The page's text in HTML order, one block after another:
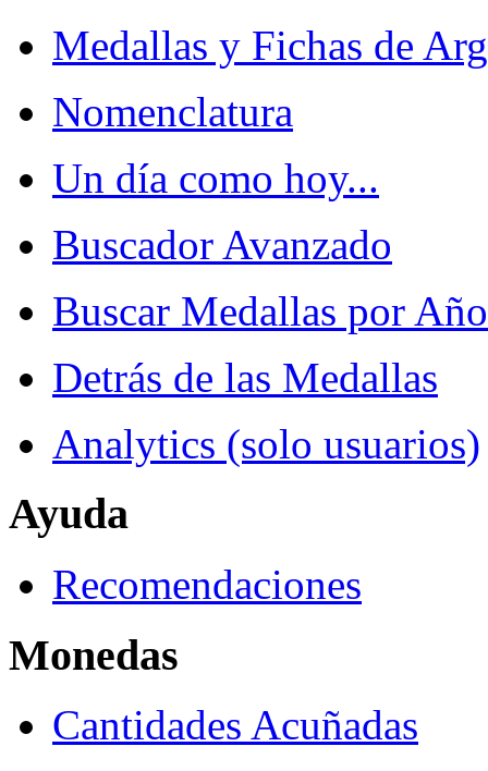
Medallas y Fichas de
Nomenclatura
Un día como hoy...
Buscador Avanzado
Buscar Medallas por Año
Detrás de las Medallas
Analytics (solo usuarios)
Ayuda
Recomendaciones
Monedas
Cantidades Acuñadas